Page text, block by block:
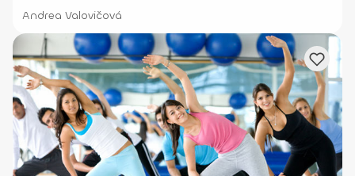
Andrea Valovičová